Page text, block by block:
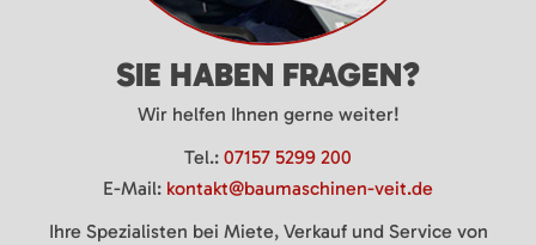
SIE HABEN FRAGEN?
Wir helfen Ihnen gerne weiter!
Tel.: 07157 5299 200
E-Mail: kontakt@baumaschinen-veit.de
Ihre Spezialisten bei Miete, Verkauf und Service von